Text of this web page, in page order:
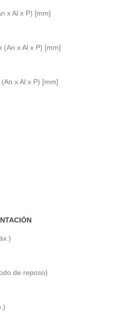
x Al x P) [mm]
(An x Al x P) [mm]
x Al x P) [mm]
de reposo)